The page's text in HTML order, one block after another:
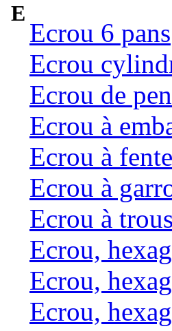
E
Ecrou 6 pans
Ecrou
Ecrou de
Ecrou à
Ecrou à fente
Ecrou à
Ecrou à
Ecrou,
Ecrou,
Ecrou,